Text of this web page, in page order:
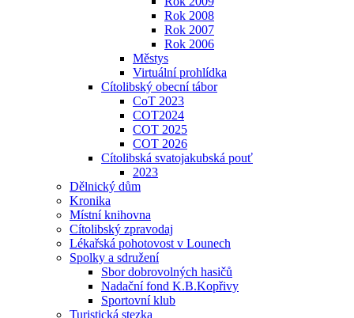
Rok 2008
Rok 2007
Rok 2006
Městys
Virtuální prohlídka
Cítolibský obecní tábor
CoT 2023
COT2024
COT 2025
COT 2026
Cítolibská svatojakubská pouť
2023
Dělnický dům
Kronika
Místní knihovna
Cítolibský zpravodaj
Lékařská pohotovost v Lounech
Spolky a sdružení
Sbor dobrovolných hasičů
Nadační fond K.B.Kopřivy
Sportovní klub
Turistická stezka